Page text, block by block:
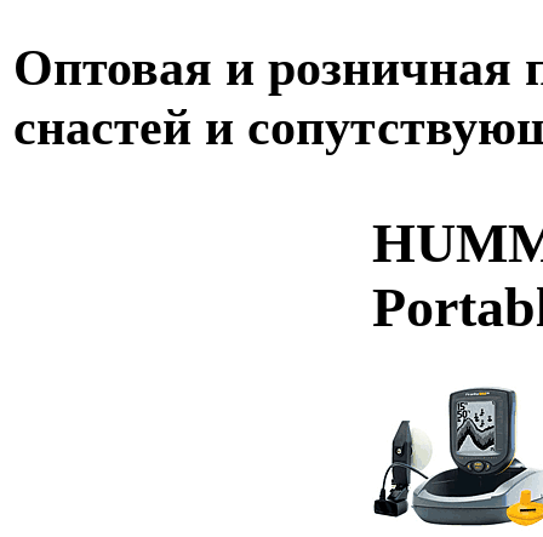
Оптовая и розничная
снастей и